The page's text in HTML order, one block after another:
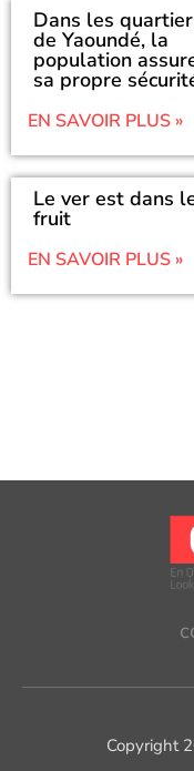
Dans les
de Yaoundé, la
population
sa propre
EN SAVOIR PLUS »
Le ver est dans
fruit
EN SAVOIR PLUS »
Copyright